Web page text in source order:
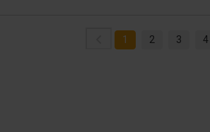
1 2 3 4